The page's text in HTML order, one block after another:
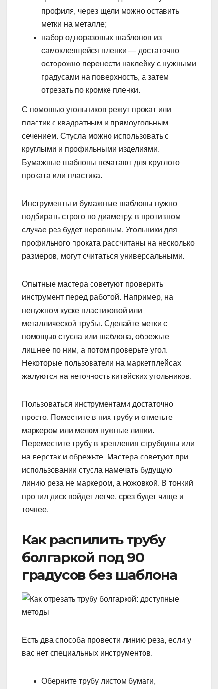
профиля, через щели можно оставить
метки на металле;
набор одноразовых шаблонов из
самоклеящейся пленки — достаточно
осторожно перенести наклейку с нужными
градусами на поверхность, а затем
отрезать по кромке пленки.
С помощью угольников режут прокат или
пластик с квадратным и прямоугольным
сечением. Стусла можно использовать с
круглыми и профильными изделиями.
Бумажные шаблоны печатают для круглого
проката или пластика.
Инструменты и бумажные шаблоны нужно
подбирать строго по диаметру, в противном
случае рез будет неровным. Угольники для
профильного проката рассчитаны на несколько
размеров, могут считаться универсальными.
Опытные мастера советуют проверить
инструмент перед работой. Например, на
ненужном куске пластиковой или
металлической трубы. Сделайте метки с
помощью стусла или шаблона, обрежьте
лишнее по ним, а потом проверьте угол.
Некоторые пользователи на маркетплейсах
жалуются на неточность китайских угольников.
Пользоваться инструментами достаточно
просто. Поместите в них трубу и отметьте
маркером или мелом нужные линии.
Переместите трубу в крепления струбцины или
на верстак и обрежьте. Мастера советуют при
использовании стусла намечать будущую
линию реза не маркером, а ножовкой. В тонкий
пропил диск войдет легче, срез будет чище и
точнее.
Как распилить трубу
болгаркой под 90
градусов без шаблона
Есть два способа провести линию реза, если у
вас нет специальных инструментов.
Оберните трубу листом бумаги,